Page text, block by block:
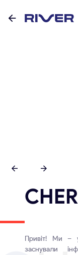
Привіт! Ми –
заснували